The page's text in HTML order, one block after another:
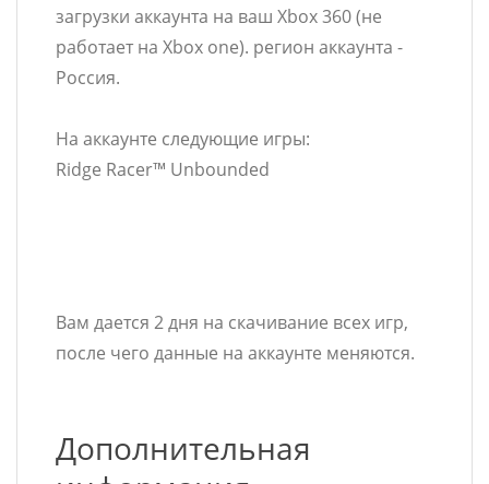
загрузки аккаунта на ваш Xbox 360 (не
работает на Xbox one). регион аккаунта -
Россия.
На аккаунте следующие игры:
Ridge Racer™ Unbounded
Вам дается 2 дня на скачивание всех игр,
после чего данные на аккаунте меняются.
Дополнительная